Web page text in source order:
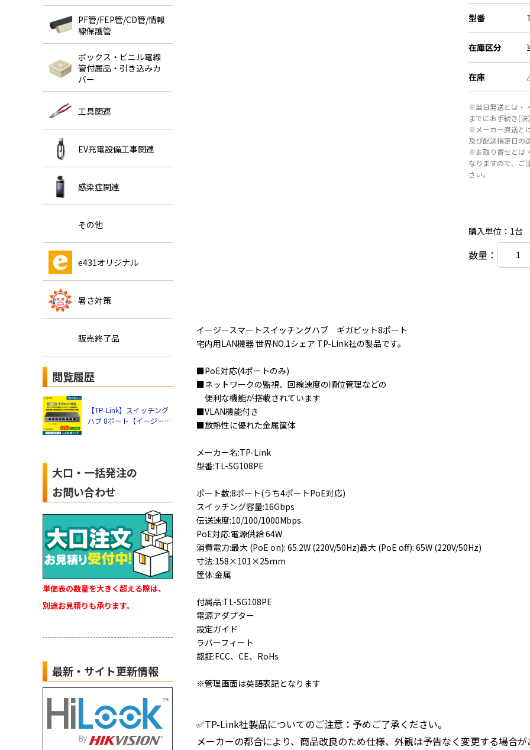
PF管/FEP管/CD管/情報
線保護管
ボックス・ビニル電線
管付属品・引き込みカ
バー
工具関連
EV充電設備工事関連
感染症関連
その他
e431オリジナル
暑さ対策
販売終了品
閲覧履歴
【TP-Link】スイッチング
ハブ 8ポート【イージース
大口・一括発注の
お問い合わせ
単価表の数量を大きく超える際は、
別途お見積りも承ります。
最新・サイト更新情報
型番
在庫区分
在庫
※当日発送とは・
までにお手続き(
※メーカー直送と
及び配送指定日の
※お取り寄せとは
なりますので、ご
さい。
購入単位：1台
数量：
イージースマートスイッチングハブ ギガビット8ポート
宅内用LAN機器 世界NO.1シェア TP-Link社の製品です。
■PoE対応(4ポートのみ)
■ネットワークの監視、回線速度の順位管理などの
便利な機能が搭載されています
■VLAN機能付き
■放熱性に優れた金属筐体
メーカー名:TP-Link
型番:TL-SG108PE
ポート数:8ポート(うち4ポートPoE対応)
スイッチング容量:16Gbps
伝送速度:10/100/1000Mbps
PoE対応:電源供給 64W
消費電力:最大 (PoE on): 65.2W (220V/50Hz)最大 (PoE off): 65W (220V/50Hz)
寸法:158×101×25mm
筐体:金属
付属品:TL-SG108PE
電源アダプター
設定ガイド
ラバーフィート
認証:FCC、CE、RoHs
※管理画面は英語表記となります
✅TP-Link社製品についてのご注意：予めご了承ください。
メーカーの都合により、商品改良のため仕様、外観は予告なく変更する場合が